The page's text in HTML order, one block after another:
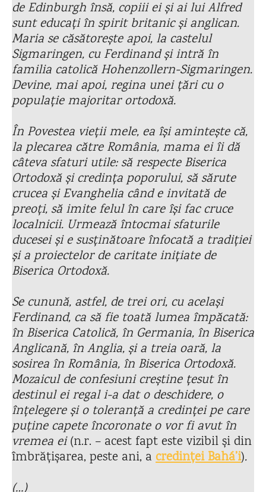
de Edinburgh însă, copiii ei și ai lui Alfred
sunt educați în spirit britanic și anglican.
Maria se căsătorește apoi, la castelul
Sigmaringen, cu Ferdinand și intră în
familia catolică Hohenzollern-Sigmaringen.
Devine, mai apoi, regina unei țări cu o
populație majoritar ortodoxă.
În Povestea vieții mele, ea își amintește că,
la plecarea către România, mama ei îi dă
câteva sfaturi utile: să respecte Biserica
Ortodoxă și credința poporului, să sărute
crucea și Evanghelia când e invitată de
preoți, să imite felul în care își fac cruce
localnicii. Urmează întocmai sfaturile
ducesei și e susținătoare înfocată a tradiției
și a proiectelor de caritate inițiate de
Biserica Ortodoxă.
Se cunună, astfel, de trei ori, cu același
Ferdinand, ca să fie toată lumea împăcată:
în Biserica Catolică, în Germania, în Biserica
Anglicană, în Anglia, și a treia oară, la
sosirea în România, în Biserica Ortodoxă.
Mozaicul de confesiuni creștine țesut în
destinul ei regal i-a dat o deschidere, o
înțelegere și o toleranță a credinței pe care
puține capete încoronate o vor fi avut în
vremea ei(n.r. – acest fapt este vizibil și din
îmbrățișarea, peste ani, a credinței Bahá’i).